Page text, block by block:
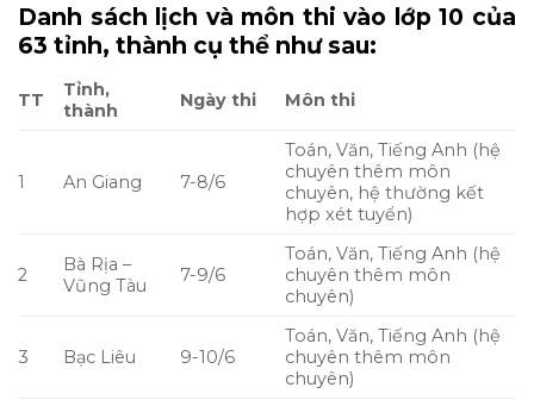
Danh sách lịch và môn thi vào lớp 10 của
63 tỉnh, thành cụ thể như sau:
TT
Tỉnh,
thành
Ngày thi Môn thi
1 An Giang 7-8/6
Toán, Văn, Tiếng Anh (hệ
chuyên thêm môn
chuyên, hệ thường kết
hợp xét tuyển)
2
Bà Rịa –
Vũng Tàu
7-9/6
Toán, Văn, Tiếng Anh (hệ
chuyên thêm môn
chuyên)
3 Bạc Liêu 9-10/6
Toán, Văn, Tiếng Anh (hệ
chuyên thêm môn
chuyên)